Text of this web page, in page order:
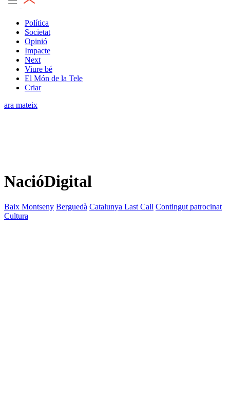
Política
Societat
Opinió
Impacte
Next
Viure bé
El Món de la Tele
Criar
ara mateix
NacióDigital
Baix Montseny Berguedà Catalunya Last Call Contingut patrocinat
Cultura